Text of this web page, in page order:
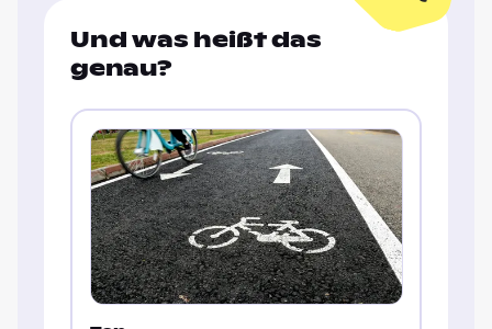
Und was heißt das
genau?